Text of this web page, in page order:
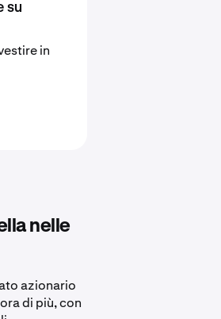
su
in
nelle
azionario
di più, con